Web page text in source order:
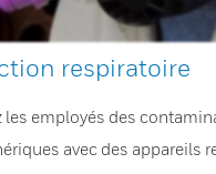
respiratoire
les employés des
avec des appareils